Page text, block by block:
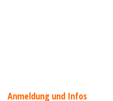
Anmeldung und Infos